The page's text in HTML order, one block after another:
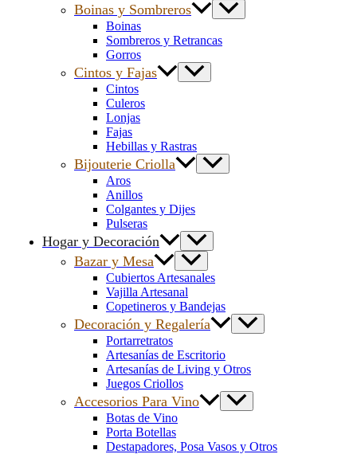
Boinas y Sombreros
Boinas
Sombreros y Retrancas
Gorros
Cintos y Fajas
Cintos
Culeros
Lonjas
Fajas
Hebillas y Rastras
Bijouterie Criolla
Aros
Anillos
Colgantes y Dijes
Pulseras
Hogar y Decoración
Bazar y Mesa
Cubiertos Artesanales
Vajilla Artesanal
Copetineros y Bandejas
Decoración y Regalería
Portarretratos
Artesanías de Escritorio
Artesanías de Living y Otros
Juegos Criollos
Accesorios Para Vino
Botas de Vino
Porta Botellas
Destapadores, Posa Vasos y Otros